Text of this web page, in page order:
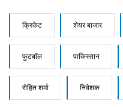
क्रिकेट शेयर बाजार
फुटबॉल पाकिस्तान
रोहित शर्मा निवेशक